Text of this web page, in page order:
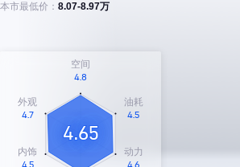
本市最低价： 8.07-8.97万